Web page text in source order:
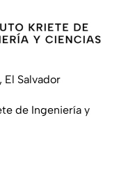
El Salvador
de Ingeniería y